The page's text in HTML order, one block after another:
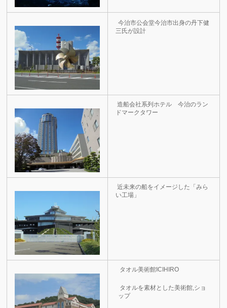
今治市公会堂今治市出身の丹下健
三氏が設計
造船会社系列ホテル 今治のラン
ドマークタワー
近未来の船をイメージした「みら
い工場」
タオル美術館ICIHIRO
タオルを素材とした美術館,ショ
ップ